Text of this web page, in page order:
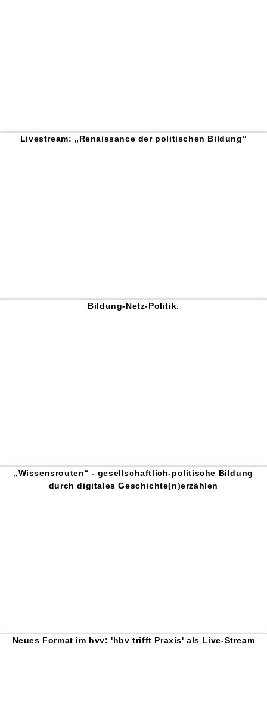
Livestream: „Renaissance der politischen Bildung“
Bildung-Netz-Politik.
„Wissensrouten“ - gesellschaftlich-politische Bildung
durch digitales Geschichte(n)erzählen
Neues Format im hvv: 'hbv trifft Praxis' als Live-Stream